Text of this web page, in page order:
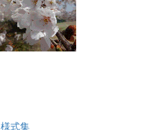
様式集